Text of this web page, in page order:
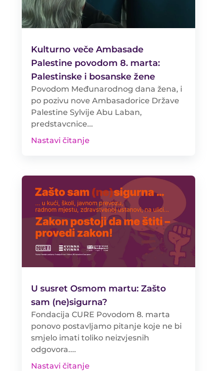
Kulturno veče Ambasade
Palestine povodom 8. marta:
Palestinske i bosanske žene
Povodom Međunarodnog dana žena, i
po pozivu nove Ambasadorice Države
Palestine Sylvije Abu Laban,
predstavcnice...
Nastavi čitanje
U susret Osmom martu: Zašto
sam (ne)sigurna?
Fondacija CURE Povodom 8. marta
ponovo postavljamo pitanje koje ne bi
smjelo imati toliko neizvjesnih
odgovora....
Nastavi čitanje